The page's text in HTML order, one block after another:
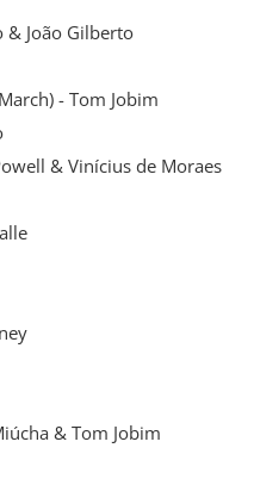
& João Gilberto
- Tom Jobim
& Vinícius de Moraes
& Tom Jobim